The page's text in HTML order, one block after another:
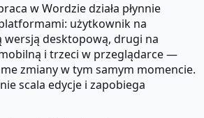
w Wordzie działa płynnie
użytkownik na
wersją desktopową, drugi na
i trzeci w przeglądarce —
zmiany w tym samym momencie.
scala edycje i zapobiega